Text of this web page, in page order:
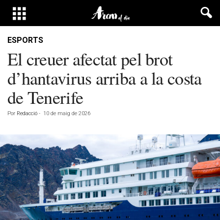
ESPORTS
El creuer afectat pel brot
d’hantavirus arriba a la costa
de Tenerife
Por Redacció - 10 de maig de 2026